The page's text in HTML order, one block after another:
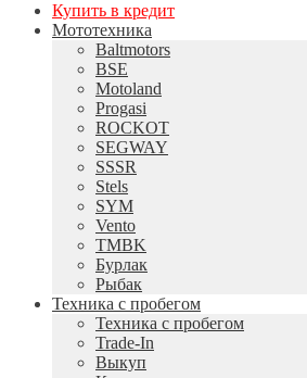
Купить в кредит
Мототехника
Baltmotors
BSE
Motoland
Progasi
ROCKOT
SEGWAY
SSSR
Stels
SYM
Vento
TMBK
Бурлак
Рыбак
Техника с пробегом
Техника с пробегом
Trade-In
Выкуп